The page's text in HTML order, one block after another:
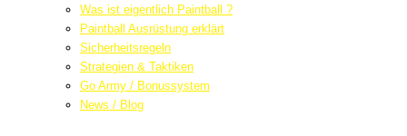
Was ist eigentlich Paintball ?
Paintball Ausrüstung erklärt
Sicherheitsregeln
Strategien & Taktiken
Go Army / Bonussystem
News / Blog